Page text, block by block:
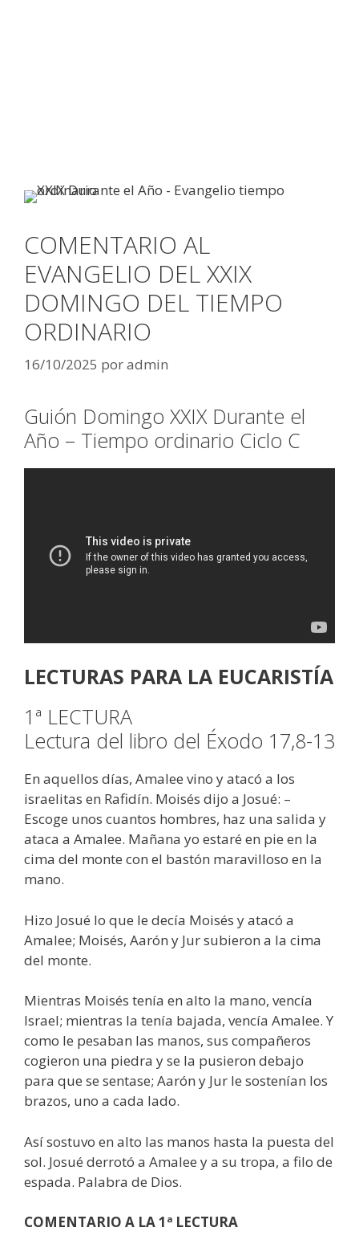
COMENTARIO AL
EVANGELIO DEL XXIX
DOMINGO DEL TIEMPO
ORDINARIO
16/10/2025 poradmin
Guión Domingo XXIX Durante el
Año – Tiempo ordinario Ciclo C
LECTURAS PARA LA EUCARISTÍA
1ª LECTURA
Lectura del libro del Éxodo 17,8-13
En aquellos días, Amalee vino y atacó a los
israelitas en Rafidín. Moisés dijo a Josué: –
Escoge unos cuantos hombres, haz una salida y
ataca a Amalee. Mañana yo estaré en pie en la
cima del monte con el bastón maravilloso en la
mano.
Hizo Josué lo que le decía Moisés y atacó a
Amalee; Moisés, Aarón y Jur subieron a la cima
del monte.
Mientras Moisés tenía en alto la mano, vencía
Israel; mientras la tenía bajada, vencía Amalee. Y
como le pesaban las manos, sus compañeros
cogieron una piedra y se la pusieron debajo
para que se sentase; Aarón y Jur le sostenían los
brazos, uno a cada lado.
Así sostuvo en alto las manos hasta la puesta del
sol. Josué derrotó a Amalee y a su tropa, a filo de
espada. Palabra de Dios.
COMENTARIO A LA 1ª LECTURA